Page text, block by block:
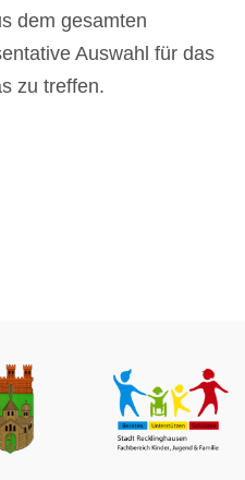
dem gesamten
Auswahl für das
zu treffen.